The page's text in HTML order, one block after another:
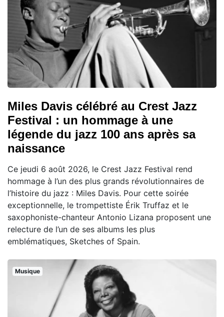
Miles Davis célébré au Crest Jazz
Festival : un hommage à une
légende du jazz 100 ans après sa
naissance
Ce jeudi 6 août 2026, le Crest Jazz Festival rend
hommage à l’un des plus grands révolutionnaires de
l’histoire du jazz : Miles Davis. Pour cette soirée
exceptionnelle, le trompettiste Érik Truffaz et le
saxophoniste-chanteur Antonio Lizana proposent une
relecture de l’un de ses albums les plus
emblématiques, Sketches of Spain.
Musique